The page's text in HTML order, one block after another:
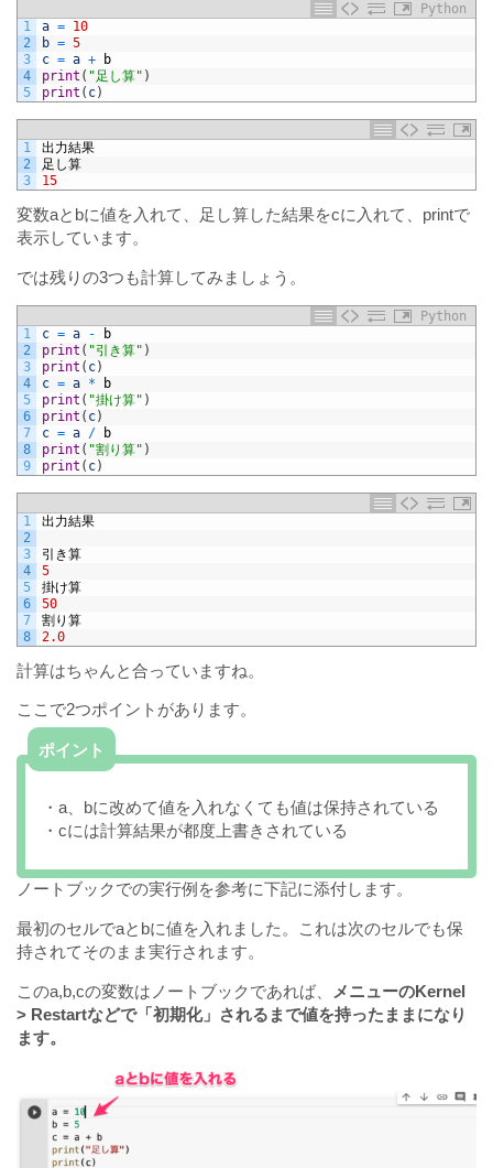
Python
1
2
3
4
5
a =
10
b = 5
c = a +
b
print ( "足し算" )
print ( c)
1
2
3
出力結果
足し算
15
変数aとbに値を入れて、足し算した結果をcに入れて、printで
表示しています。
では残りの3つも計算してみましょう。
Python
1
2
3
4
5
6
7
8
9
c = a -
b
print ( "引き算" )
print ( c)
c = a *
b
print ( "掛け算" )
print ( c)
c = a /
b
print ( "割り算" )
print ( c)
1
2
3
4
5
6
7
8
出力結果
引き算
5
掛け算
50
割り算
2.0
計算はちゃんと合っていますね。
ここで2つポイントがあります。
ポイント
・a、bに改めて値を入れなくても値は保持されている
・cには計算結果が都度上書きされている
ノートブックでの実行例を参考に下記に添付します。
最初のセルでaとbに値を入れました。これは次のセルでも保
持されてそのまま実行されます。
このa,b,cの変数はノートブックであれば、
メニューのKernel
> Restartなどで「初期化」されるまで値を持ったままになり
ます。